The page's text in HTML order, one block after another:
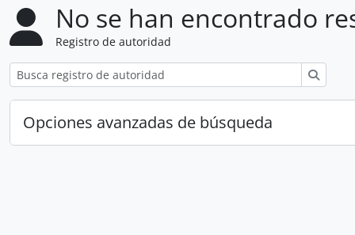
No se han encontrado
Registro de autoridad
Opciones avanzadas de búsqueda